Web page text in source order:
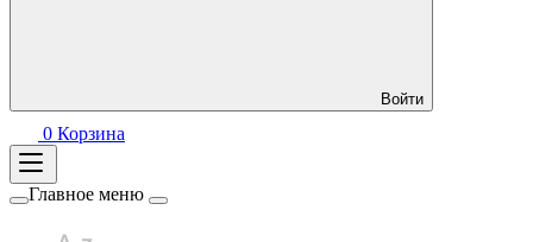
Войти
0 Корзина
Главное меню